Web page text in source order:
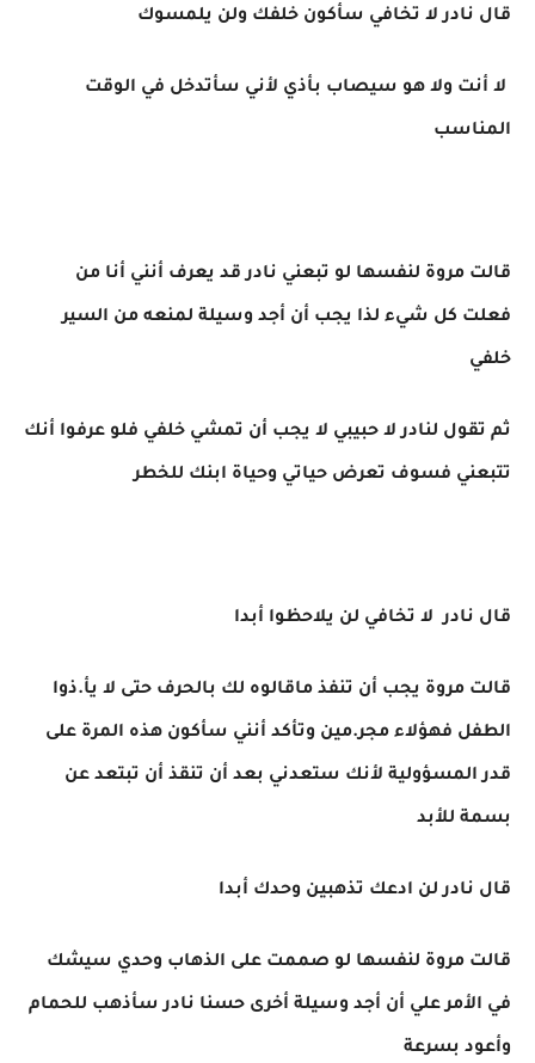
قال نادر لا تخافي سأكون خلفك ولن يلمسوك
لا أنت ولا هو سيصاب بأذي لأني سأتدخل في الوقت
المناسب
قالت مروة لنفسها لو تبعني نادر قد يعرف أنني أنا من
فعلت كل شيء لذا يجب أن أجد وسيلة لمنعه من السير
خلفي
ثم تقول لنادر لا حبيبي لا يجب أن تمشي خلفي فلو عرفوا أنك
تتبعني فسوف تعرض حياتي وحياة ابنك للخطر
قال نادر لا تخافي لن يلاحظوا أبدا
قالت مروة يجب أن تنفذ ماقالوه لك بالحرف حتى لا يأ.ذوا
الطفل فهؤلاء مجر.مين وتأكد أنني سأكون هذه المرة على
قدر المسؤولية لأنك ستعدني بعد أن تنقذ أن تبتعد عن
بسمة للأبد
قال نادر لن ادعك تذهبين وحدك أبدا
قالت مروة لنفسها لو صممت على الذهاب وحدي سيشك
في الأمر علي أن أجد وسيلة أخرى حسنا نادر سأذهب للحمام
وأعود بسرعة